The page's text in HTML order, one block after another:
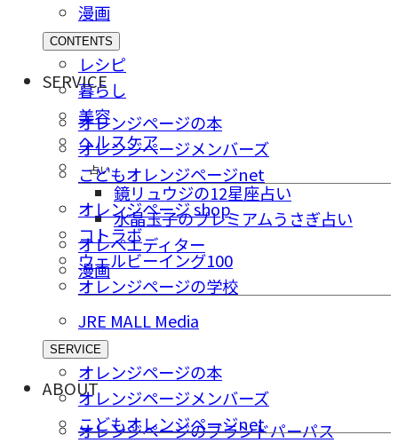
漫画
CONTENTS
レシピ
暮らし
美容
ヘルスケア
占い
鏡リュウジの12星座占い
水晶玉子のプレミアムうさぎ占い
オレペエディター
漫画
SERVICE
オレンジページの本
オレンジページメンバーズ
こどもオレンジページnet
オレンジページ shop
コトラボ
ウェルビーイング100
オレンジページの学校
JRE MALL Media
SERVICE
オレンジページの本
オレンジページメンバーズ
こどもオレンジページnet
ABOUT
オレンジページのブランドパーパス